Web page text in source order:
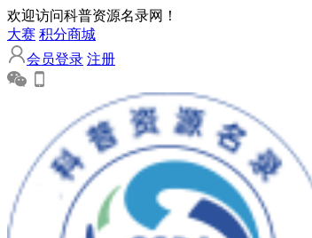
欢迎访问科普资源名录网！
大赛 积分商城
会员登录 注册